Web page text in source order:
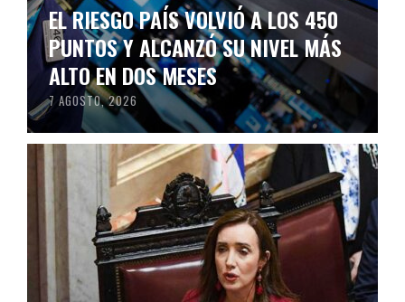
EL RIESGO PAÍS VOLVIÓ A LOS 450
PUNTOS Y ALCANZÓ SU NIVEL MÁS
ALTO EN DOS MESES
7 AGOSTO, 2026